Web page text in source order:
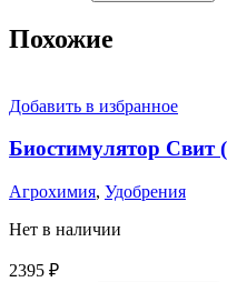
Похожие
Добавить в избранное
Биостимулятор Свит
Агрохимия, Удобрения
Нет в наличии
2395 ₽